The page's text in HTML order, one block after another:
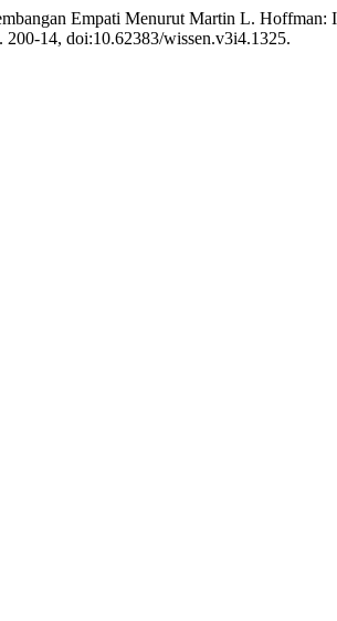
Empati Menurut Martin L. Hoffman:
14, doi:10.62383/wissen.v3i4.1325.